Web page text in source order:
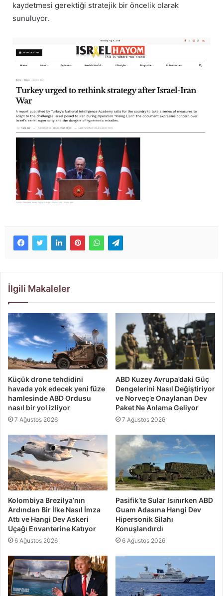
kaydetmesi gerektiği stratejik bir öncelik olarak
sunuluyor.
İlgili Makaleler
Küçük drone tehdidini
havada yok edecek yeni füze
hamlesinde ABD Ordusu
nasıl bir yol izliyor
7 Ağustos 2026
ABD Kuzey Avrupa’daki Güç
Dengelerini Nasıl Değiştiriyor
ve Norveç’e Onaylanan Dev
Paket Ne Anlama Geliyor
7 Ağustos 2026
Kolombiya Brezilya’nın
Ardından Bir İlke Nasıl İmza
Attı ve Hangi Dev Askeri
Uçağı Envanterine Katıyor
6 Ağustos 2026
Pasifik’te Sular Isınırken ABD
Guam Adasına Hangi Dev
Hipersonik Silahı
Konuşlandırdı
6 Ağustos 2026